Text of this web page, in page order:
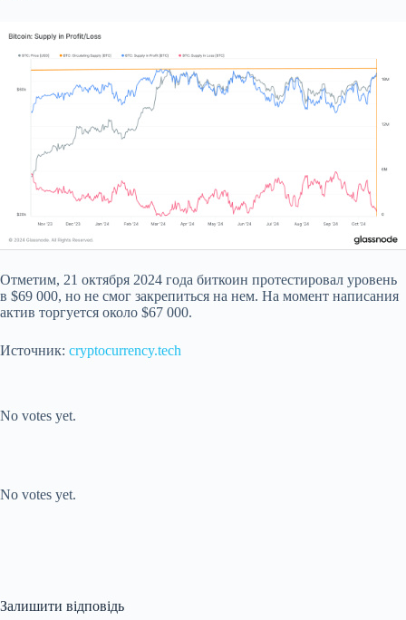
Отметим, 21 октября 2024 года биткоин протестировал уровень
в $69 000, но не смог закрепиться на нем. На момент написания
актив торгуется около $67 000.
Источник: cryptocurrency.tech
No votes yet.
No votes yet.
Залишити відповідь